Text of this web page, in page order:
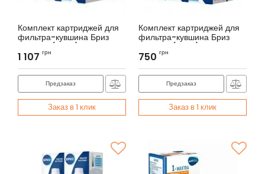
Комплект картриджей для
фильтра-кувшина Бриз
Классик (9 шт.)
Артикул:
1 107 грн
Предзаказ
Заказ в 1 клик
Комплект картриджей для
фильтра-кувшина Бриз
Классик (6 шт.)
Артикул:
750 грн
Предзаказ
Заказ в 1 клик